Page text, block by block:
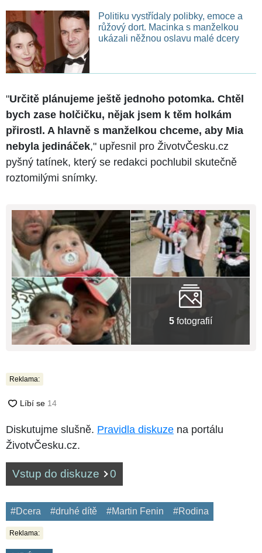
Politiku vystřídaly polibky, emoce a
růžový dort. Macinka s manželkou
ukázali něžnou oslavu malé dcery
"Určitě plánujeme ještě jednoho potomka. Chtěl
bych zase holčičku, nějak jsem k těm holkám
přirostl. A hlavně s manželkou chceme, aby Mia
nebyla jedináček," upřesnil pro ŽivotvČesku.cz
pyšný tatínek, který se redakci pochlubil skutečně
roztomilými snímky.
5fotografií
Reklama:
Diskutujme slušně. Pravidla diskuze na portálu
ŽivotvČesku.cz.
Vstup do diskuze 0
#Dcera #druhé dítě #Martin Fenin #Rodina
Reklama: